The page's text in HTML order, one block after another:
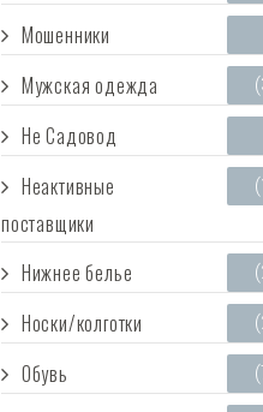
Мошенники
Мужская одежда
Не Садовод
Неактивные
поставщики
Нижнее белье
Носки/колготки
Обувь